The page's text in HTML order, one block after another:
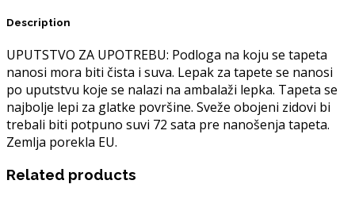
Description
UPUTSTVO ZA UPOTREBU: Podloga na koju se tapeta
nanosi mora biti čista i suva. Lepak za tapete se nanosi
po uputstvu koje se nalazi na ambalaži lepka. Tapeta se
najbolje lepi za glatke površine. Sveže obojeni zidovi bi
trebali biti potpuno suvi 72 sata pre nanošenja tapeta.
Zemlja porekla EU.
Related products